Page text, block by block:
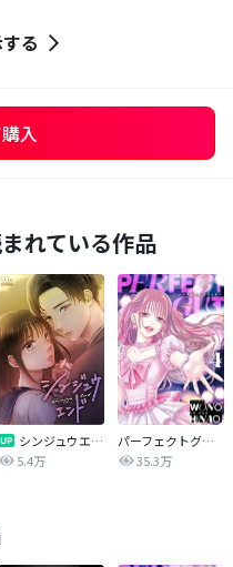
る
入
れている作品
シンジュウエンド【タテヨミ】
5.4万
パーフェクトグリッター
35.3万